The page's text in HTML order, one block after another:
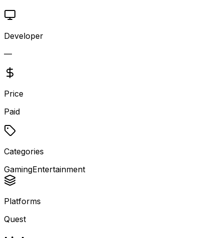
Developer
—
Price
Paid
Categories
GamingEntertainment
Platforms
Quest